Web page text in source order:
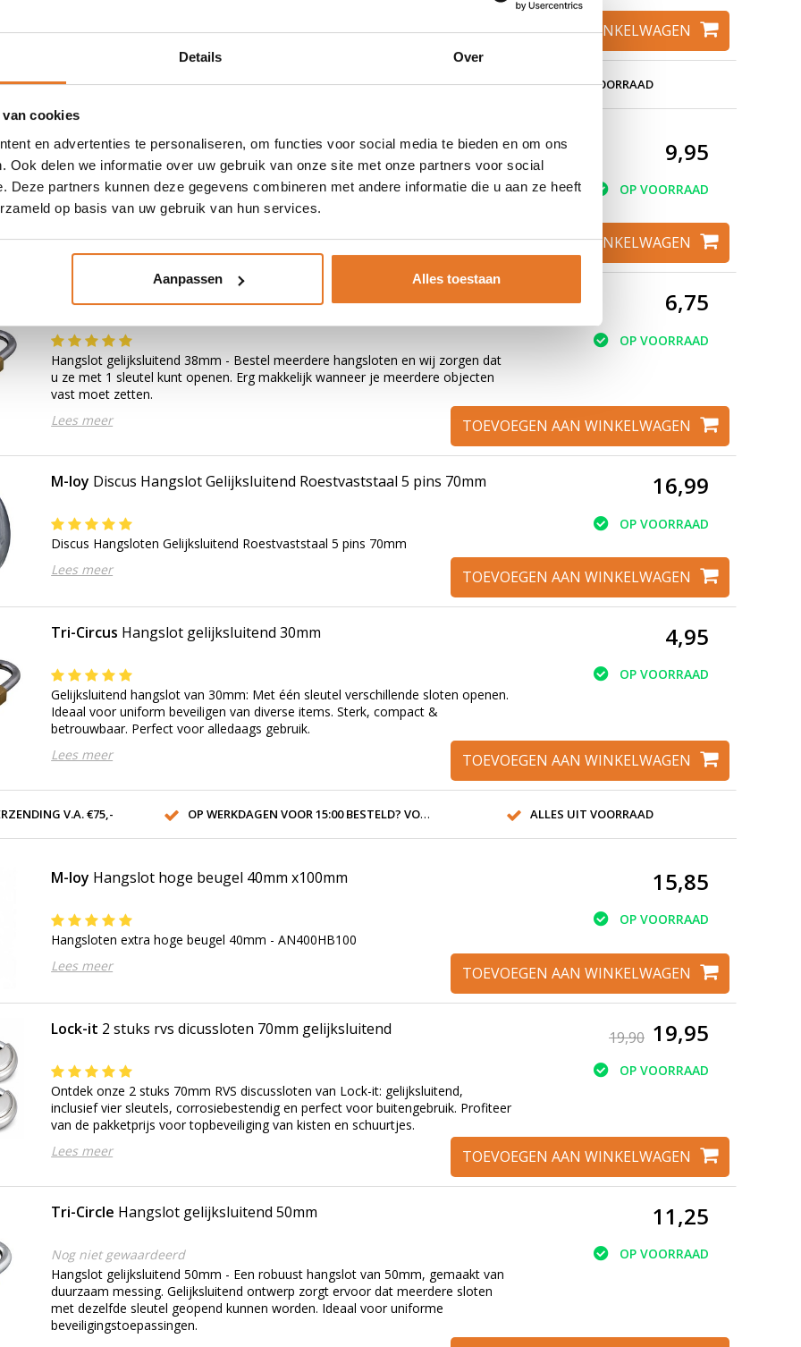
Details Over
cookies
en advertenties te personaliseren, om functies voor social media te bieden en om ons
Ook delen we informatie over uw gebruik van onze site met onze partners voor social
Deze partners kunnen deze gegevens combineren met andere informatie die u aan ze heeft
op basis van uw gebruik van hun services.
Aanpassen Alles toestaan
TOEVOEGEN AAN WINKELWAGEN
V.A. €75,- OP WERKDAGEN VOOR 15:00 BESTELD? VOLGENDE DAG OP SLOT! ALLES UIT VOORRAAD
StahlexHangslot 30mm 3 stuks Gekleurd Budget Gelijksluitend
Nog niet gewaardeerd
Hangslot 30mm 3 stuks Gekleurd Budget 1 sleutel voor 3 hangsloten.
Lees meer
9,95
OP VOORRAAD
TOEVOEGEN AAN WINKELWAGEN
Tri-Circus Hangslot gelijksluitend 38mm
Hangslot gelijksluitend 38mm - Bestel meerdere hangsloten en wij zorgen dat
u ze met 1 sleutel kunt openen. Erg makkelijk wanneer je meerdere objecten
vast moet zetten.
Lees meer
6,75
OP VOORRAAD
TOEVOEGEN AAN WINKELWAGEN
M-loy Discus Hangslot Gelijksluitend Roestvaststaal 5 pins 70mm
Discus Hangsloten Gelijksluitend Roestvaststaal 5 pins 70mm
Lees meer
16,99
OP VOORRAAD
TOEVOEGEN AAN WINKELWAGEN
Tri-Circus Hangslot gelijksluitend 30mm
Gelijksluitend hangslot van 30mm: Met één sleutel verschillende sloten openen.
Ideaal voor uniform beveiligen van diverse items. Sterk, compact &
betrouwbaar. Perfect voor alledaags gebruik.
Lees meer
4,95
OP VOORRAAD
TOEVOEGEN AAN WINKELWAGEN
V.A. €75,- OP WERKDAGEN VOOR 15:00 BESTELD? VOLGENDE DAG OP SLOT! ALLES UIT VOORRAAD
M-loy Hangslot hoge beugel 40mm x100mm
Hangsloten extra hoge beugel 40mm - AN400HB100
Lees meer
15,85
OP VOORRAAD
TOEVOEGEN AAN WINKELWAGEN
Lock-it 2 stuks rvs dicussloten 70mm gelijksluitend
Ontdek onze 2 stuks 70mm RVS discussloten van Lock-it: gelijksluitend,
inclusief vier sleutels, corrosiebestendig en perfect voor buitengebruik. Profiteer
van de pakketprijs voor topbeveiliging van kisten en schuurtjes.
Lees meer
19,90 19,95
OP VOORRAAD
TOEVOEGEN AAN WINKELWAGEN
Tri-Circle Hangslot gelijksluitend 50mm
Nog niet gewaardeerd
Hangslot gelijksluitend 50mm - Een robuust hangslot van 50mm, gemaakt van
duurzaam messing. Gelijksluitend ontwerp zorgt ervoor dat meerdere sloten
met dezelfde sleutel geopend kunnen worden. Ideaal voor uniforme
beveiligingstoepassingen.
11,25
OP VOORRAAD